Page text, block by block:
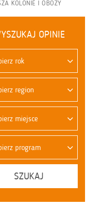
KOLONIE I OBOZY
OPINIE
rok
region
miejsce
program
SZUKAJ